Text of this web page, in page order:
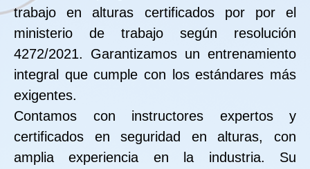
trabajo en alturas certificados por por el
ministerio de trabajo según resolución
4272/2021. Garantizamos un entrenamiento
integral que cumple con los estándares más
exigentes.
Contamos con instructores expertos y
certificados en seguridad en alturas, con
amplia experiencia en la industria. Su